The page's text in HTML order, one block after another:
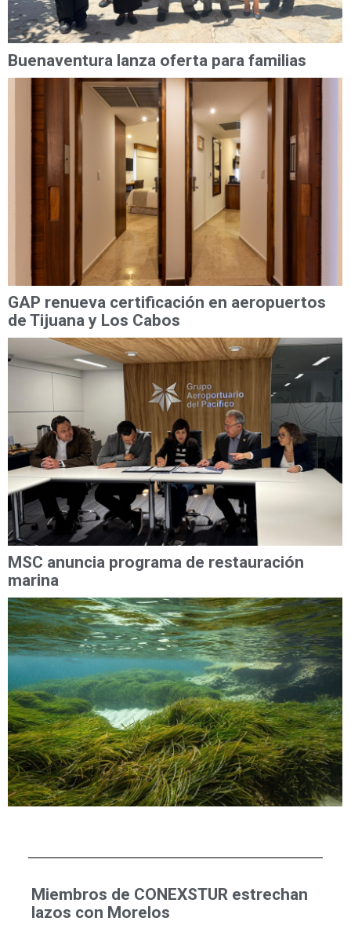
Buenaventura lanza oferta para familias
GAP renueva certificación en aeropuertos
de Tijuana y Los Cabos
MSC anuncia programa de restauración
marina
Miembros de CONEXSTUR estrechan
lazos con Morelos